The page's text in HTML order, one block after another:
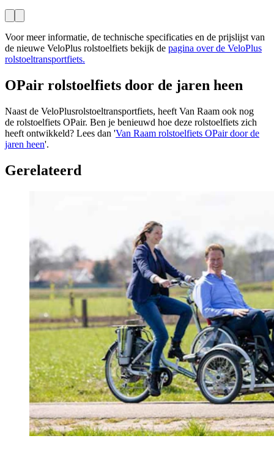
Voor meer informatie, de technische specificaties en de prijslijst van
de nieuwe VeloPlus rolstoelfiets bekijk de pagina over de VeloPlus
rolstoeltransportfiets.
OPair rolstoelfiets door de jaren heen
Naast de VeloPlusrolstoeltransportfiets, heeft Van Raam ook nog
de rolstoelfiets OPair. Ben je benieuwd hoe deze rolstoelfiets zich
heeft ontwikkeld? Lees dan 'Van Raam rolstoelfiets OPair door de
jaren heen'.
Gerelateerd